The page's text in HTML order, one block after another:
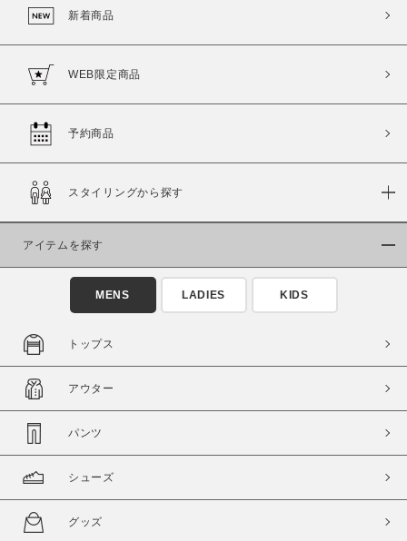
カラー
価格
～
商品タイプ
通常商品 予約商品
在庫
在庫あり 在庫なし含む
新着商品
WEB限定商品
予約商品
スタイリングから探す
アイテムを探す
MENS LADIES KIDS
トップス
アウター
パンツ
シューズ
グッズ